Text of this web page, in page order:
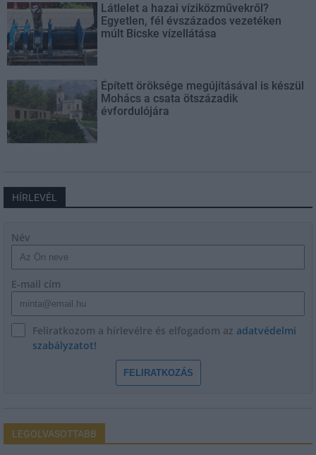
Látlelet a hazai víziközművekről?
Egyetlen, fél évszázados vezetéken
múlt Bicske vízellátása
Épített öröksége megújításával is készül
Mohács a csata ötszázadik
évfordulójára
HÍRLEVÉL
Név
E-mail cím
Feliratkozom a hírlevélre és elfogadom az adatvédelmi
szabályzatot!
FELIRATKOZÁS
LEGOLVASOTTABB